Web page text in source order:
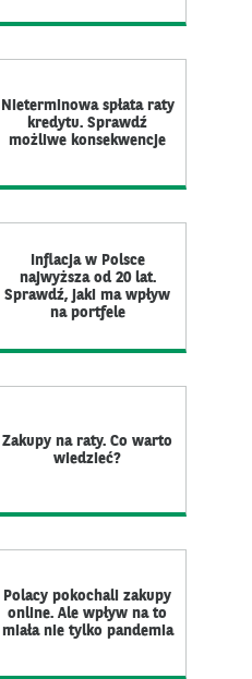
Nieterminowa spłata raty
kredytu. Sprawdź
możliwe konsekwencje
Inflacja w Polsce
najwyższa od 20 lat.
Sprawdź, jaki ma wpływ
na portfele
Zakupy na raty. Co warto
wiedzieć?
Polacy pokochali zakupy
online. Ale wpływ na to
miała nie tylko pandemia